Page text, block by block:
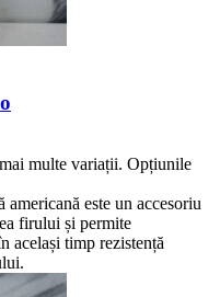
multe variații. Opțiunile
este un accesoriu
firului și permite
același timp rezistență